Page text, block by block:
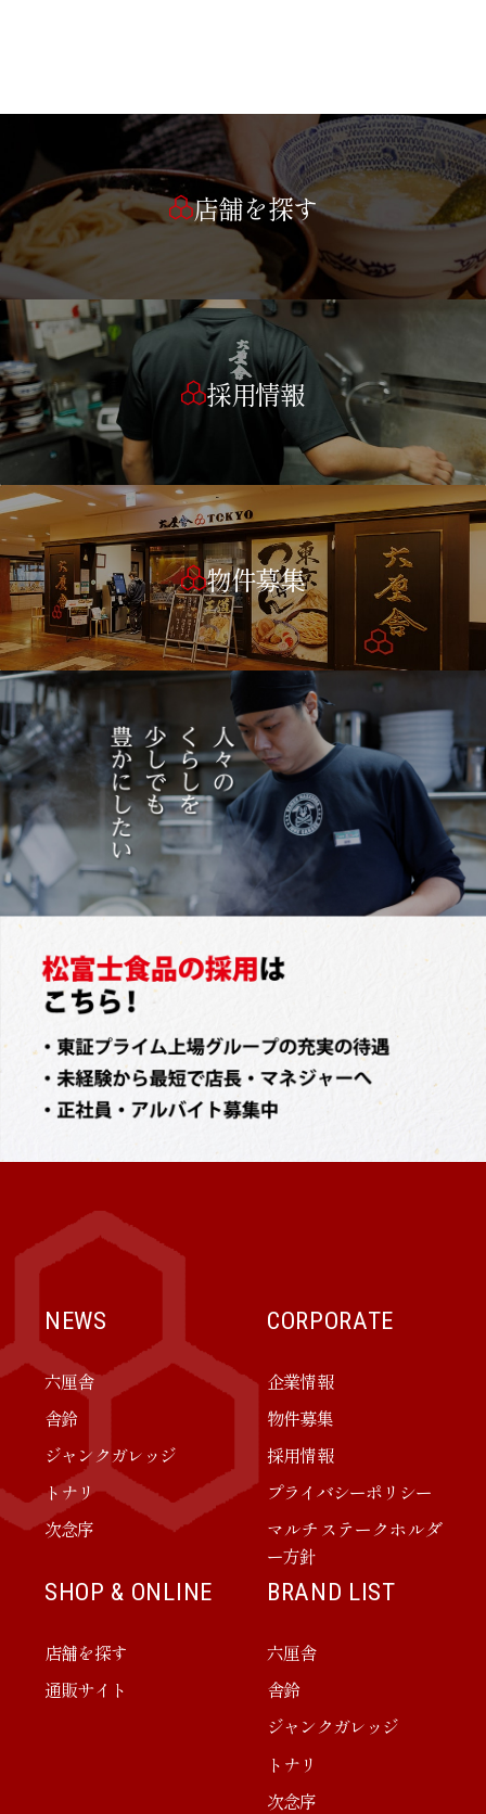
店舗を探す
採用情報
物件募集
NEWS
六厘舎
舎鈴
ジャンクガレッジ
トナリ
次念序
CORPORATE
企業情報
物件募集
採用情報
プライバシーポリシー
マルチステークホルダ
ー方針
SHOP & ONLINE
店舗を探す
通販サイト
BRAND LIST
六厘舎
舎鈴
ジャンクガレッジ
トナリ
次念序